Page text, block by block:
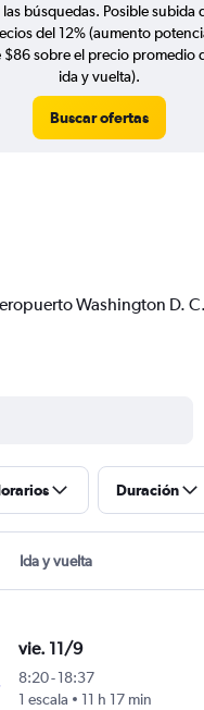
las búsquedas. Posible subida
del 12% (aumento
$86 sobre el precio promedio
ida y vuelta).
Buscar ofertas
Washington D.
Duración
Ida y vuelta
vie. 11/9
8:20-18:37
1 escala
11 h 17 min